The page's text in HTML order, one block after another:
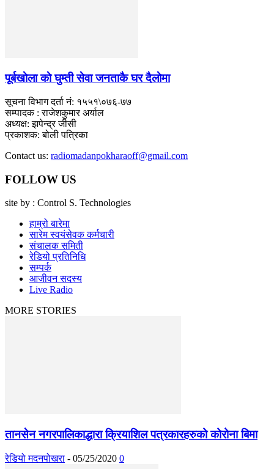
पूर्बखाेला काे घुम्ती सेवा जनताकै घर दैलाेमा
सूचना विभाग दर्ता नं: १५५१\०७६-७७
सम्पादक : राजेशकुमार अर्याल
अध्यक्ष: झपेन्द्र जीसी
प्रकाशक: बोली पत्रिका
Contact us: radiomadanpokharaoff@gmail.com
FOLLOW US
site by : Control S. Technologies
हाम्रो बारेमा
सारेम स्वयंसेवक कर्मचारी
संचालक समिती
रेडियो प्रतिनिधि
सम्पर्क
आजीवन सदस्य
Live Radio
MORE STORIES
तानसेन नगरपालिकाद्धारा क्रियाशिल पत्रकारहरुको कोरोना बिमा
रेडियो मदनपोखरा - 05/25/2020 0